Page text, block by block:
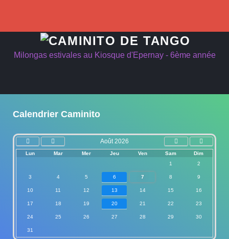
Milongas estivales au Kiosque d'Epernay - 6ème année
Calendrier Caminito
Août 2026
Lun Mar Mer Jeu Ven Sam
Dim
1
2
3 4 5 6 7 8 9
10 11 12 13 14 15 16
17 18 19 20 21 22 23
24 25 26 27 28 29 30
31